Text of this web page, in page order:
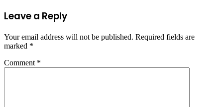
Leave a Reply
Your email address will not be published. Required fields are
marked *
Comment *